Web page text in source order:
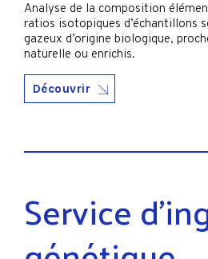
Analyse de la composition
ratios isotopiques d’échantillons
gazeux d’origine biologique,
naturelle ou enrichis.
Découvrir
Service